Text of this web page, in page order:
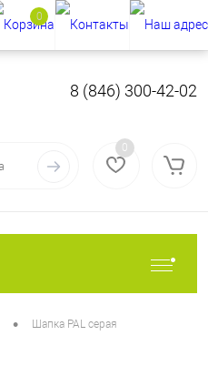
8 (846) 300-42-02
0
• Шапка PAL серая
0